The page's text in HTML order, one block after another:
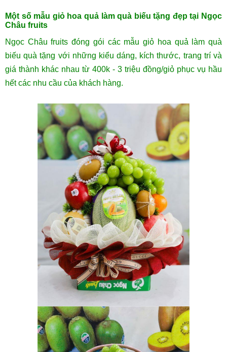
Một số mẫu giỏ hoa quả làm quà biếu tặng đẹp tại Ngọc
Châu fruits
Ngọc Châu fruits đóng gói các mẫu giỏ hoa quả làm quà
biếu quà tặng với những kiểu dáng, kích thước, trang trí và
giá thành khác nhau từ 400k - 3 triệu đồng/giỏ phục vụ hầu
hết các nhu cầu của khách hàng.